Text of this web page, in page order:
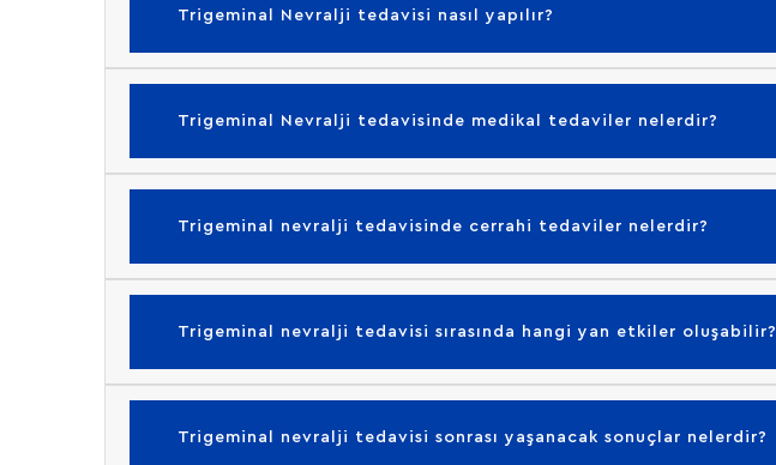
Trigeminal Nevralji tedavisi nasıl yapılır?
Trigeminal Nevralji tedavisinde medikal tedaviler nelerdir?
Trigeminal nevralji tedavisinde cerrahi tedaviler nelerdir?
Trigeminal nevralji tedavisi sırasında hangi yan etkiler oluşabilir?
Trigeminal nevralji tedavisi sonrası yaşanacak sonuçlar nelerdir?